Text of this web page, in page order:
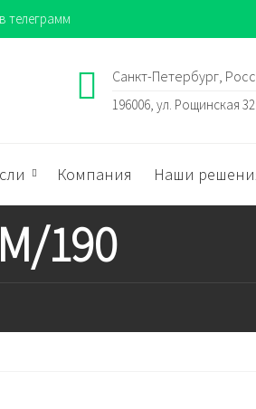
телеграмм
Санкт-Петербург,
196006, ул. Рощинская
Компания Наши
190